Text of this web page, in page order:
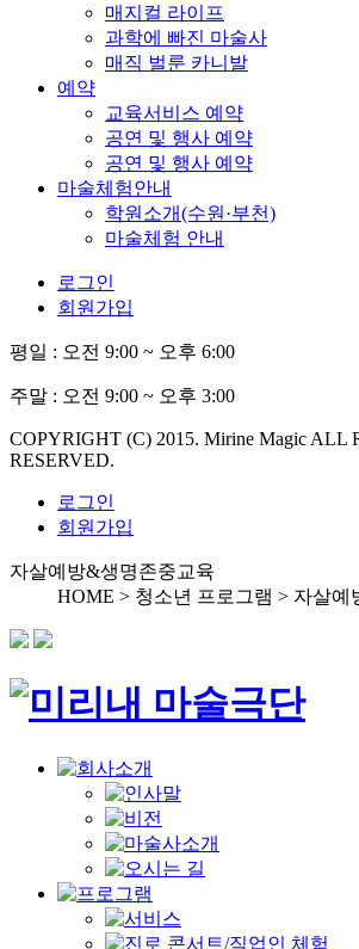
매지컬 라이프
과학에 빠진 마술사
매직 벌룬 카니발
예약
교육서비스 예약
공연 및 행사 예약
공연 및 행사 예약
마술체험안내
학원소개(수원·부천)
마술체험 안내
로그인
회원가입
평일 : 오전 9:00 ~ 오후 6:00
주말 : 오전 9:00 ~ 오후 3:00
COPYRIGHT (C) 2015. Mirine Magic ALL
RESERVED.
로그인
회원가입
자살예방&생명존중교육
HOME > 청소년 프로그램 > 자살예